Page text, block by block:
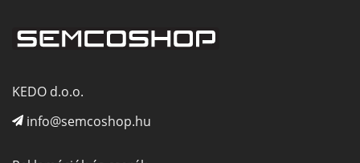
KEDO d.o.o.
info@semcoshop.hu